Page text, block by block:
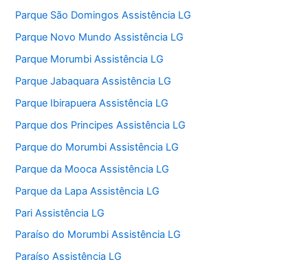
Parque São Domingos Assistência LG
Parque Novo Mundo Assistência LG
Parque Morumbi Assistência LG
Parque Jabaquara Assistência LG
Parque Ibirapuera Assistência LG
Parque dos Principes Assistência LG
Parque do Morumbi Assistência LG
Parque da Mooca Assistência LG
Parque da Lapa Assistência LG
Pari Assistência LG
Paraíso do Morumbi Assistência LG
Paraíso Assistência LG